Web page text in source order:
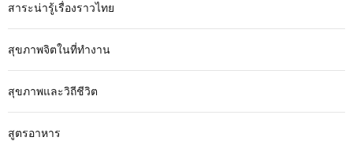
สาระน่ารู้เรื่องราวไทย
สุขภาพจิตในที่ทำงาน
สุขภาพและวิถีชีวิต
สูตรอาหาร